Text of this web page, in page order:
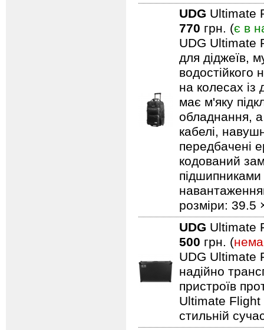
UDG Ultimate
770 грн. (є в
UDG Ultimate
для діджеїв,
водостійкого
на колесах із
має м'яку
обладнання, а
кабелі,
передбачені
кодований
розміри: 39.5
UDG Ultimate
500 грн. (
UDG Ultimate
надійно
пристроїв
Ultimate Flight
стильній